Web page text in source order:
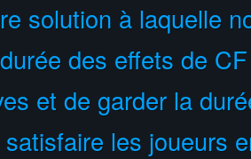
solution à laquelle
des effets de
et de garder la
les joueurs